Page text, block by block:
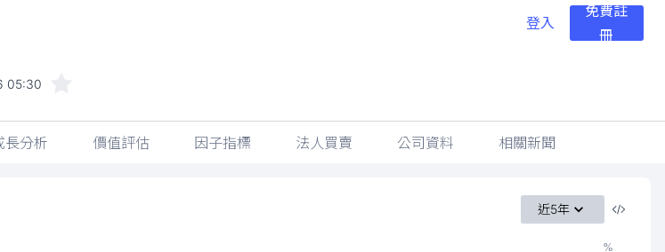
登入
免費註
冊
05:30
長分析 價值評估 因子指標 法人買賣 公司資料 相關新聞
近5年